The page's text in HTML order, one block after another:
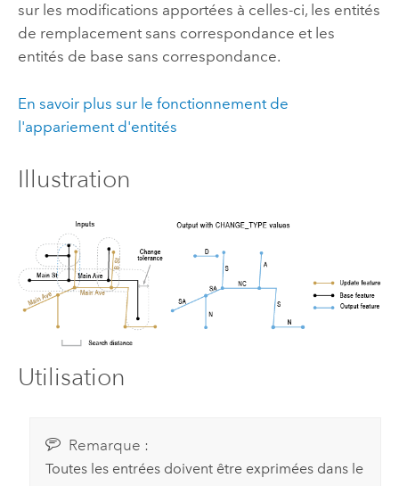
sur les modifications apportées à celles-ci, les entités
de remplacement sans correspondance et les
entités de base sans correspondance.
En savoir plus sur le fonctionnement de
l'appariement d'entités
Illustration
Utilisation
Remarque :
Toutes les entrées doivent être exprimées dans le